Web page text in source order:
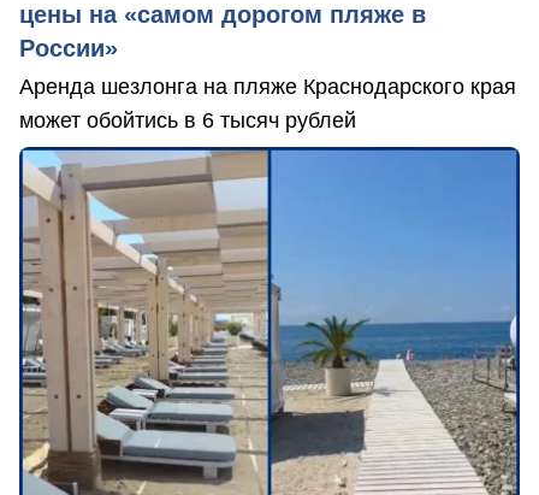
цены на «самом дорогом пляже в
России»
Аренда шезлонга на пляже Краснодарского края
может обойтись в 6 тысяч рублей